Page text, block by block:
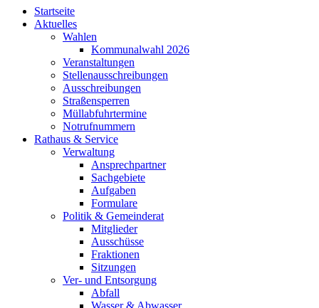
Startseite
Aktuelles
Wahlen
Kommunalwahl 2026
Veranstaltungen
Stellenausschreibungen
Ausschreibungen
Straßensperren
Müllabfuhrtermine
Notrufnummern
Rathaus & Service
Verwaltung
Ansprechpartner
Sachgebiete
Aufgaben
Formulare
Politik & Gemeinderat
Mitglieder
Ausschüsse
Fraktionen
Sitzungen
Ver- und Entsorgung
Abfall
Wasser & Abwasser